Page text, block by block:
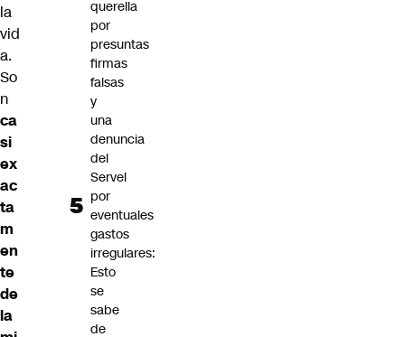
la
vid
a.
So
n
ca
si
ex
ac
ta
m
en
te
de
la
querella
por
presuntas
firmas
falsas
y
una
denuncia
del
Servel
por
eventuales
gastos
irregulares:
Esto
se
sabe
de